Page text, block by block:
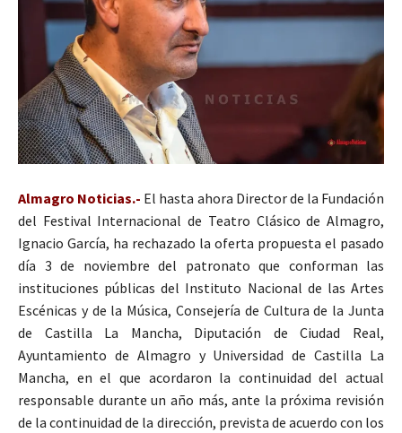
Almagro Noticias.- El hasta ahora Director de la Fundación
del Festival Internacional de Teatro Clásico de Almagro,
Ignacio García, ha rechazado la oferta propuesta el pasado
día 3 de noviembre del patronato que conforman las
instituciones públicas del Instituto Nacional de las Artes
Escénicas y de la Música, Consejería de Cultura de la Junta
de Castilla La Mancha, Diputación de Ciudad Real,
Ayuntamiento de Almagro y Universidad de Castilla La
Mancha, en el que acordaron la continuidad del actual
responsable durante un año más, ante la próxima revisión
de la continuidad de la dirección, prevista de acuerdo con los